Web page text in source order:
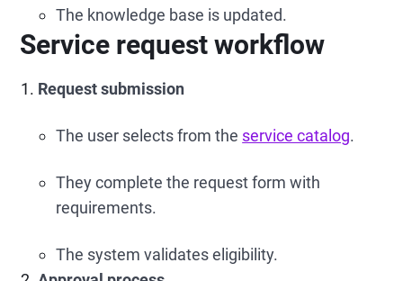
The knowledge base is updated.
Service request workflow
Request submission
The user selects from the service catalog.
They complete the request form with
requirements.
The system validates eligibility.